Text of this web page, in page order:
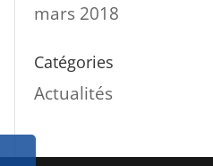
mars 2018
Catégories
Actualités